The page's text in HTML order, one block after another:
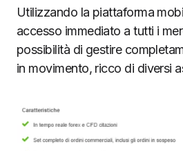
Utilizzando la piattaforma
accesso immediato a tutti i
possibilità di gestire
in movimento, ricco di diversi